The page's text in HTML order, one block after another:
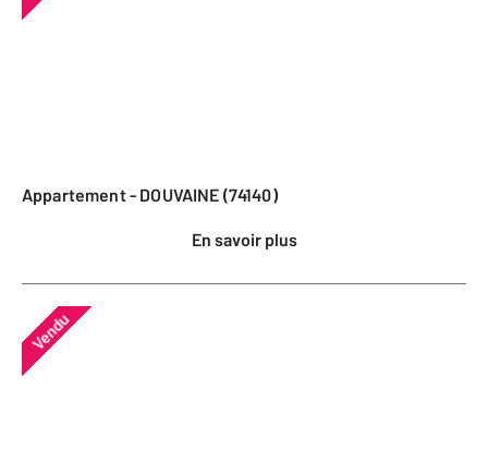
Appartement - DOUVAINE (74140)
En savoir plus
Vendu